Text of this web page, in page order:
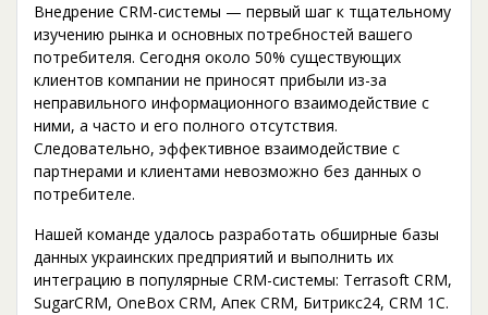
Внедрение CRM-системы — первый шаг к тщательному
изучению рынка и основных потребностей вашего
потребителя. Сегодня около 50% существующих
клиентов компании не приносят прибыли из-за
неправильного информационного взаимодействие с
ними, а часто и его полного отсутствия.
Следовательно, эффективное взаимодействие с
партнерами и клиентами невозможно без данных о
потребителе.
Нашей команде удалось разработать обширные базы
данных украинских предприятий и выполнить их
интеграцию в популярные CRM-системы: Terrasoft CRM,
SugarCRM, OneBox CRM, Апек CRM, Битрикс24, CRM 1C.